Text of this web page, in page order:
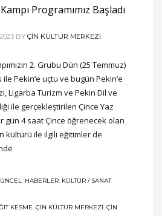
Programımız Başladı
BY ÇIN KÜLTÜR MERKEZI
2. Grubu Dün (25 Temmuz)
Pekin’e uçtu ve bugün Pekin’e
Ligarba Turizm ve Pekin Dil ve
ile gerçekleştirilen Çince Yaz
gün 4 saat Çince öğrenecek olan
kültürü ile ilgili eğitimler de
, HABERLER, KÜLTÜR / SANAT,
KESME, ÇIN KÜLTÜR MERKEZI, ÇIN